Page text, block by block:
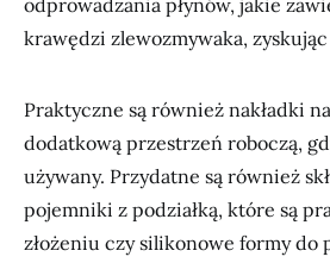
odprowadzania płynów, jakie
krawędzi zlewozmywaka,
Praktyczne są również nakładki
dodatkową przestrzeń roboczą,
używany. Przydatne są również
pojemniki z podziałką, które są
złożeniu czy silikonowe formy do